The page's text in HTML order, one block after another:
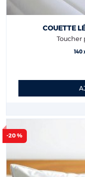
COUETTE
Toucher
140
-20 %